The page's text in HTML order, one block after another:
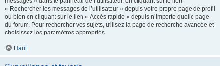
« Rechercher les messages de l’utilisateur » depuis votre propre page de profil
ou bien en cliquant sur le lien « Accès rapide » depuis n’importe quelle page
du forum. Pour rechercher vos sujets, utilisez la page de recherche avancée et
choisissez les paramètres appropriés.
Haut